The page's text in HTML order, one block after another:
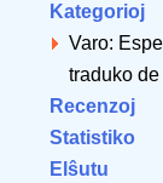
Kategorioj
Varo:
traduko de
Recenzoj
Statistiko
Elŝutu